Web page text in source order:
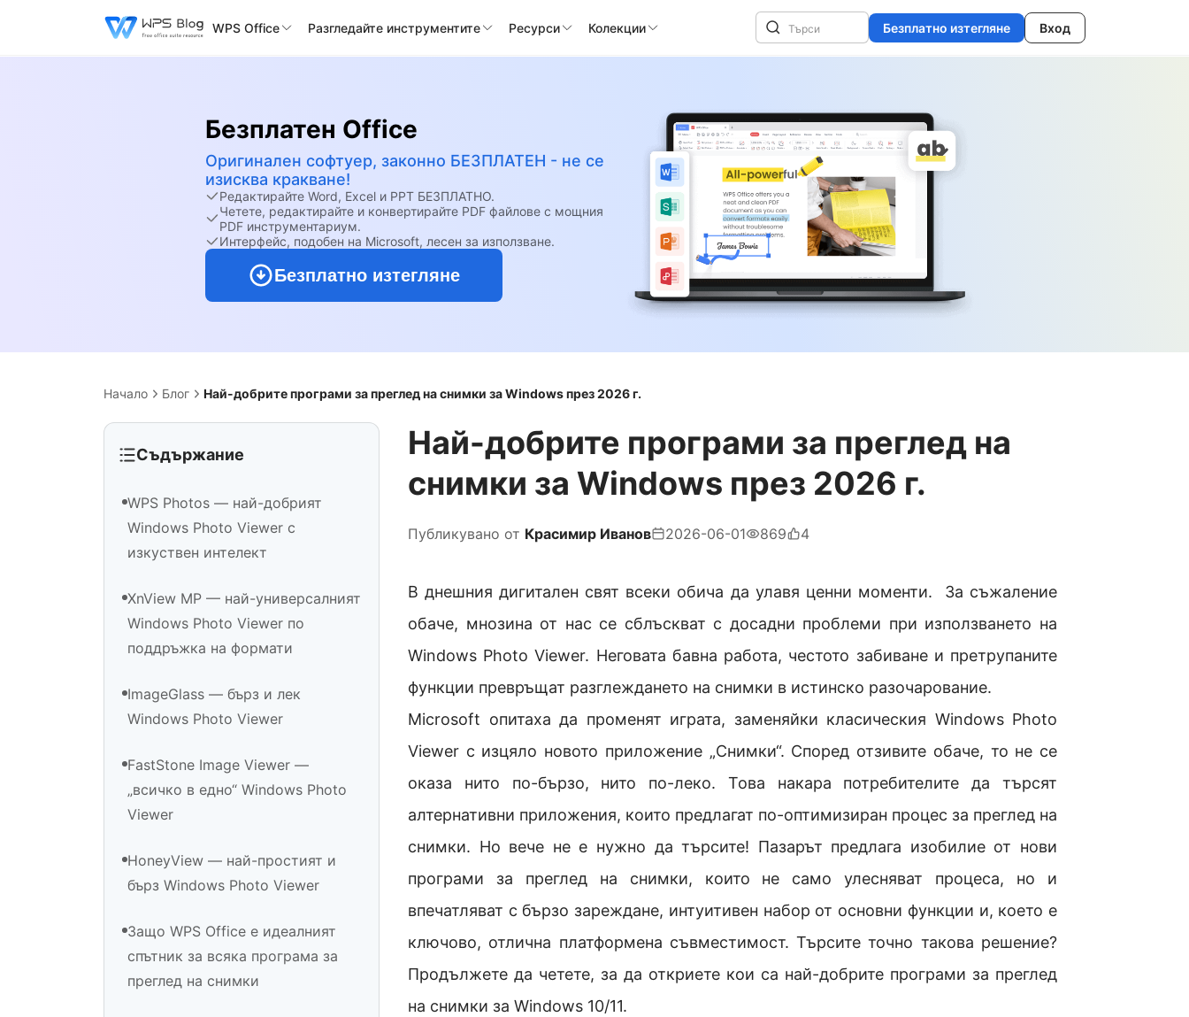
WPS Office Разгледайте инструментите Ресурси Колекции Безплатно изтегляне Вход
Безплатен Office
Оригинален софтуер, законно БЕЗПЛАТЕН - не се
изисква кракване!
Редактирайте Word, Excel и PPT БЕЗПЛАТНО.
Четете, редактирайте и конвертирайте PDF файлове с мощния
PDF инструментариум.
Интерфейс, подобен на Microsoft, лесен за използване.
Безплатно изтегляне
Начало Блог Най-добрите програми за преглед на снимки за Windows през 2026 г.
Съдържание
WPS Photos — най-добрият
Windows Photo Viewer с
изкуствен интелект
XnView MP — най-универсалният
Windows Photo Viewer по
поддръжка на формати
ImageGlass — бърз и лек
Windows Photo Viewer
FastStone Image Viewer —
„всичко в едно“ Windows Photo
Viewer
HoneyView — най-простият и
бърз Windows Photo Viewer
Защо WPS Office е идеалният
спътник за всяка програма за
преглед на снимки
Най-добрите програми за преглед на
снимки за Windows през 2026 г.
Публикувано от Красимир Иванов 2026-06-01 869 4
В днешния дигитален свят всеки обича да улавя ценни моменти. За съжаление
обаче, мнозина от нас се сблъскват с досадни проблеми при използването на
Windows Photo Viewer. Неговата бавна работа, честото забиване и претрупаните
функции превръщат разглеждането на снимки в истинско разочарование.
Microsoft опитаха да променят играта, заменяйки класическия Windows Photo
Viewer с изцяло новото приложение „Снимки“. Според отзивите обаче, то не се
оказа нито по-бързо, нито по-леко. Това накара потребителите да търсят
алтернативни приложения, които предлагат по-оптимизиран процес за преглед на
снимки. Но вече не е нужно да търсите! Пазарът предлага изобилие от нови
програми за преглед на снимки, които не само улесняват процеса, но и
впечатляват с бързо зареждане, интуитивен набор от основни функции и, което е
ключово, отлична платформена съвместимост. Търсите точно такова решение?
Продължете да четете, за да откриете кои са най-добрите програми за преглед
на снимки за Windows 10/11.